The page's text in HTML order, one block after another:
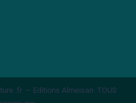
.fr – Editions Almeisan TOUS